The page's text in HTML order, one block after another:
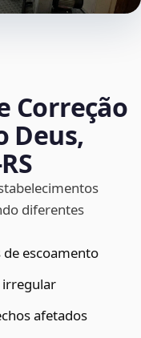
Correção
Deus,
diferentes
escoamento
irregular
afetados